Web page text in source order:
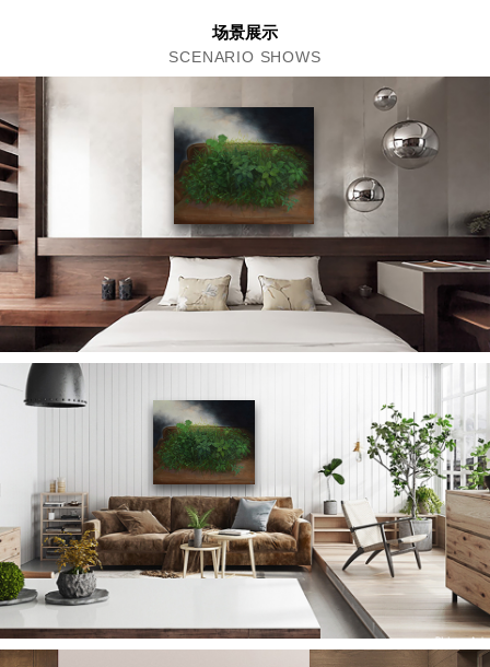
场景展示
SCENARIO SHOWS